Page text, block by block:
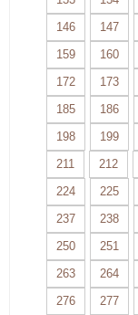
146
147
159
160
172
173
185
186
198
199
211
212
224
225
237
238
250
251
263
264
276
277